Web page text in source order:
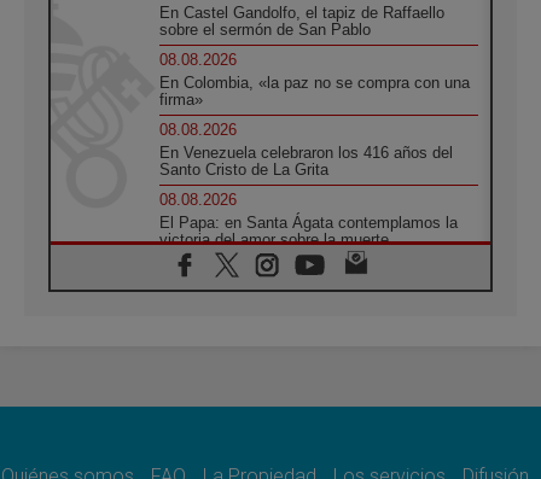
En Castel Gandolfo, el tapiz de Raffaello
sobre el sermón de San Pablo
08.08.2026
En Colombia, «la paz no se compra con una
firma»
08.08.2026
En Venezuela celebraron los 416 años del
Santo Cristo de La Grita
08.08.2026
El Papa: en Santa Ágata contemplamos la
victoria del amor sobre la muerte
08.08.2026
León XIV visitará el Santuario de la Madre
07.08.2026